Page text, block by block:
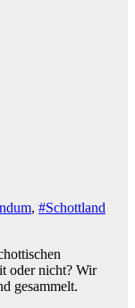
, #Schottland
oder nicht? Wir
gesammelt.